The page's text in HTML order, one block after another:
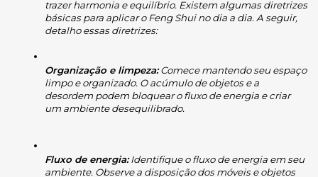
trazer harmonia e equilíbrio. Existem algumas diretrizes
básicas para aplicar o Feng Shui no dia a dia. A seguir,
detalho essas diretrizes:
Organização e limpeza: Comece mantendo seu espaço
limpo e organizado. O acúmulo de objetos e a
desordem podem bloquear o fluxo de energia e criar
um ambiente desequilibrado.
Fluxo de energia: Identifique o fluxo de energia em seu
ambiente. Observe a disposição dos móveis e objetos